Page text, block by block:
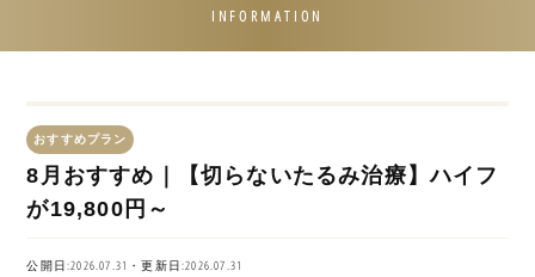
おすすめプラン
8月おすすめ｜【切らないたるみ治療】ハイフ
が19,800円～
公開日:2026.07.31・更新日:2026.07.31